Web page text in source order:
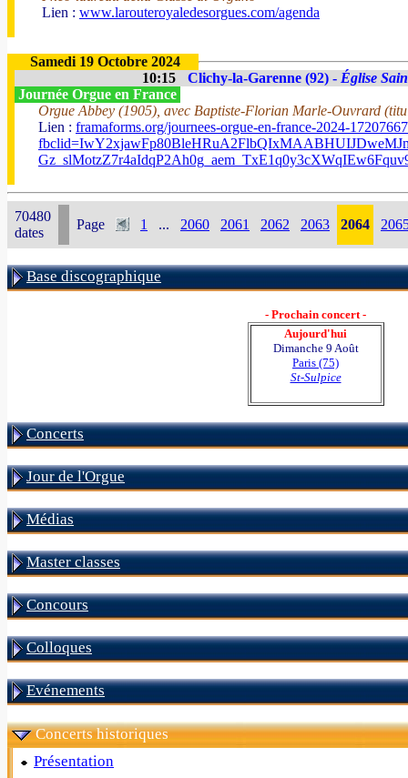
Lien : www.larouteroyaledesorgues.com/agenda
Samedi 19 Octobre 2024
10:15
Clichy-la-Garenne (92) - Église
Journée Orgue en France
Orgue Abbey (1905), avec Baptiste-Florian Marle-Ouvrard
Lien : framaforms.org/journees-orgue-en-france-2024-
70480
dates
Page 1 ... 2060 2061 2062 2063 2064
Base discographique
- Prochain concert -
Aujourd'hui
Dimanche 9 Août
Paris (75)
St-Sulpice
Concerts
Jour de l'Orgue
Médias
Master classes
Concours
Colloques
Evénements
Concerts historiques
Présentation